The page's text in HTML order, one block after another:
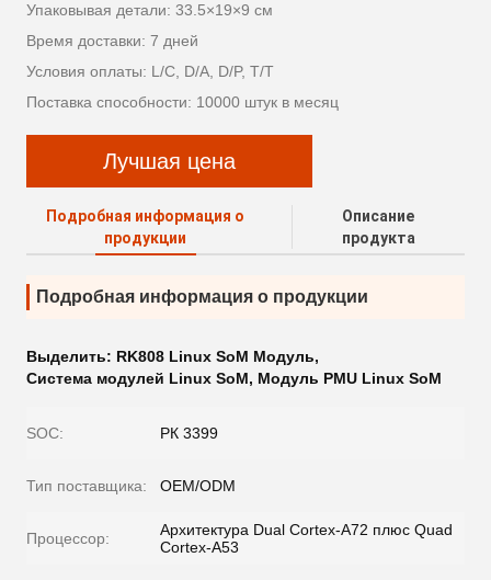
Упаковывая детали: 33.5×19×9 см
Время доставки: 7 дней
Условия оплаты: L/C, D/A, D/P, T/T
Поставка способности: 10000 штук в месяц
Лучшая цена
Подробная информация о
продукции
Описание
продукта
Подробная информация о продукции
Выделить: RK808 Linux SoM Модуль,
Система модулей Linux SoM, Модуль PMU Linux SoM
SOC: РК 3399
Тип поставщика: OEM/ODM
Процессор:
Архитектура Dual Cortex-A72 плюс Quad
Cortex-A53